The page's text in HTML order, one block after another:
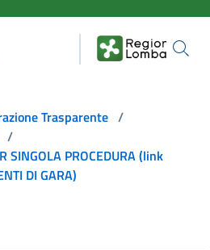
Trasparente /
/
SINGOLA PROCEDURA (link
DI GARA)